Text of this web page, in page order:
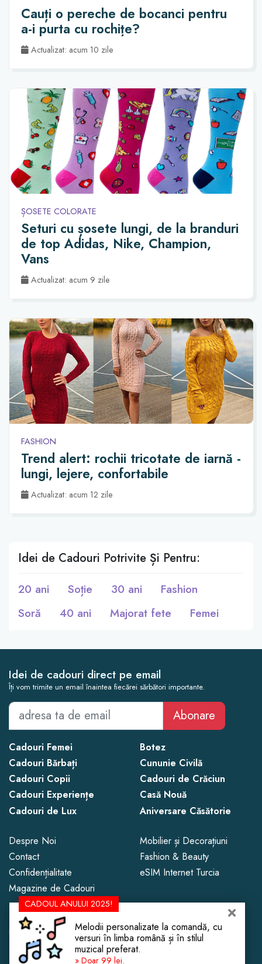
Cauți o pereche de bocanci pentru
a-i purta cu rochițe?
Actualizat: acum 10 zile
ȘOSETE COLORATE
Seturi cu șosete lungi, de la branduri
de top Adidas, Nike, Champion,
Vans
Actualizat: acum 9 zile
FASHION
Trend alert: rochii tricotate de iarnă -
lungi, lejere, confortabile
Actualizat: acum 12 zile
Idei de Cadouri Potrivite Și Pentru:
20 ani Soție 30 ani
Fashion
Soră
40 ani Majorat fete Femei
Idei de cadouri direct pe email
Îți vom trimite un email înaintea fiecărei sărbători importante.
Abonare
Cadouri Femei
Cadouri Bărbați
Cadouri Copii
Cadouri Experiențe
Cadouri de Lux
Botez
Cununie Civilă
Cadouri de Crăciun
Casă Nouă
Aniversare Căsătorie
Despre Noi
Contact
Confidențialitate
Magazine de Cadouri
Mobilier și Decorațiuni
Fashion & Beauty
eSIM Internet Turcia
Copyright © 2013 - 2026 CadoLand.
Este interzisă copierea conținutului fără menționarea sursei cu link.
CADOUL ANULUI 2025!
Melodii personalizate la comandă, cu
versuri în limba română și în stilul
muzical preferat.
» Doar 99 lei.